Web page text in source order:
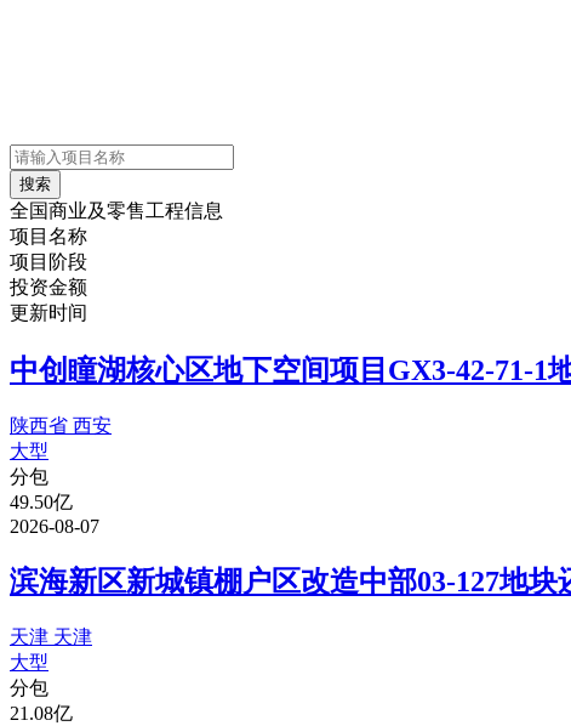
搜索
全国商业及零售工程信息
项目名称
项目阶段
投资金额
更新时间
中创瞳湖核心区地下空间项目GX3-42-71-
陕西省 西安
大型
分包
49.50亿
2026-08-07
滨海新区新城镇棚户区改造中部03-127地
天津 天津
大型
分包
21.08亿